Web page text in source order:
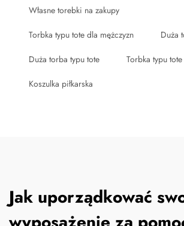
Własne torebki na zakupy
Torbka typu tote dla mężczyzn Duża
Duża torba typu tote Torbka typu tote
Koszulka piłkarska
Jak uporządkować